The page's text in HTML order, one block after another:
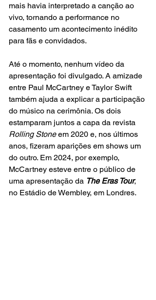
mais havia interpretado a canção ao
vivo, tornando a performance no
casamento um acontecimento inédito
para fãs e convidados.
Até o momento, nenhum vídeo da
apresentação foi divulgado. A amizade
entre Paul McCartney e Taylor Swift
também ajuda a explicar a participação
do músico na cerimônia. Os dois
estamparam juntos a capa da revista
Rolling Stone em 2020 e, nos últimos
anos, fizeram aparições em shows um
do outro. Em 2024, por exemplo,
McCartney esteve entre o público de
uma apresentação da The Eras Tour,
no Estádio de Wembley, em Londres.